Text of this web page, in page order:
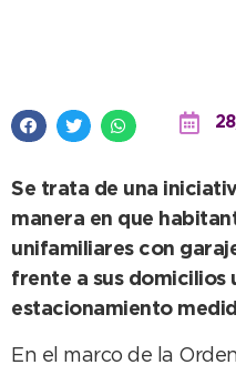
Se trata de una
manera en que
unifamiliares con
frente a sus domicilios
estacionamiento
En el marco de la